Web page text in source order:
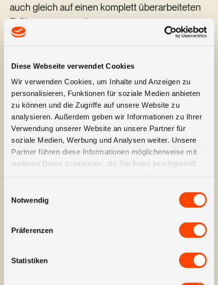
Diese Webseite verwendet Cookies
Wir verwenden Cookies, um Inhalte und Anzeigen zu
personalisieren, Funktionen für soziale Medien anbieten
zu können und die Zugriffe auf unsere Website zu
analysieren. Außerdem geben wir Informationen zu Ihrer
Verwendung unserer Website an unsere Partner für
soziale Medien, Werbung und Analysen weiter. Unsere
Partner führen diese Informationen möglicherweise mit
weiteren Daten zusammen, die Sie ihnen bereitgestellt
Notwendig
Präferenzen
Statistiken
auch gleich auf einen komplett überarbeiteten
E-Shop angewandt.
eine Abofunktion) vertreibt, haben wir neben
den üblichen Shop-Funktionalitäten grosses
Augenmerk auf den inhaltsgetriebenen Bereich
der Website und die Erstellung flankierender
Performance-Creatives gelegt.
Umgesetz haben wir die Website bzw. den E-
Elementor — WooCommerce.
Ergebnis.